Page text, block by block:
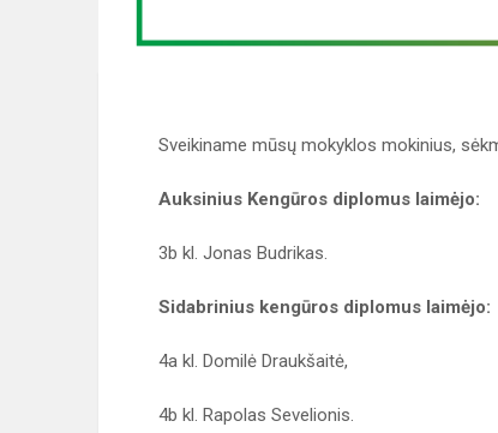
Sveikiname mūsų mokyklos mokinius,
Auksinius Kengūros diplomus laimėjo:
3b kl. Jonas Budrikas.
Sidabrinius kengūros diplomus laimėjo:
4a kl. Domilė Draukšaitė,
4b kl. Rapolas Sevelionis.